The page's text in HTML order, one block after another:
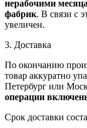
нерабочими
фабрик. В связи с
увеличен.
3. Доставка
По окончанию
товар аккуратно
Петербург или
операции
Срок доставки